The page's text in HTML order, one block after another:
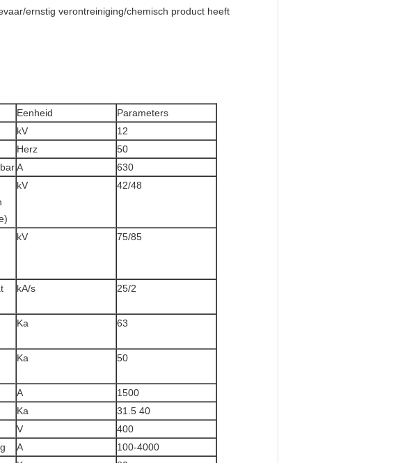
ernstig verontreiniging/chemisch product heeft
Eenheid
Parameters
kV
12
Herz
50
A
630
kV 42/48
kV 75/85
kA/s 25/2
Ka 63
Ka 50
A
1500
Ka
31.5 40
V
400
A
100-4000